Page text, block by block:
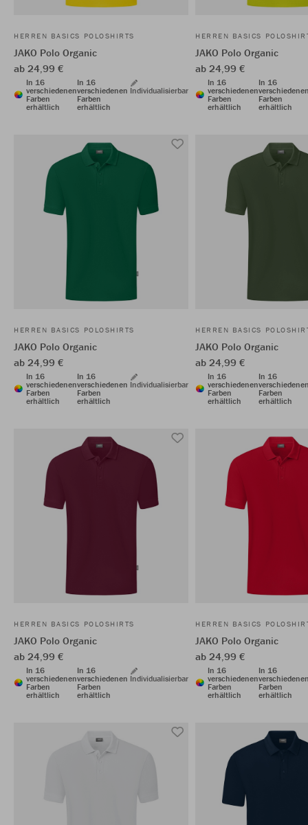
HERREN BASICS POLOSHIRTS
JAKO Polo Organic
ab 24,99 €
In 16
verschiedenen
Farben
erhältlich
In 16
verschiedenen
Farben
erhältlich
Individualisierbar
HERREN BASICS
JAKO Polo Organic
ab 24,99 €
In 16
verschiedenen
Farben
erhältlich
In 16
Farben
erhältlich
HERREN BASICS POLOSHIRTS
JAKO Polo Organic
ab 24,99 €
In 16
verschiedenen
Farben
erhältlich
In 16
verschiedenen
Farben
erhältlich
Individualisierbar
HERREN BASICS
JAKO Polo Organic
ab 24,99 €
In 16
verschiedenen
Farben
erhältlich
In 16
Farben
erhältlich
HERREN BASICS POLOSHIRTS
JAKO Polo Organic
ab 24,99 €
In 16
verschiedenen
Farben
erhältlich
In 16
verschiedenen
Farben
erhältlich
Individualisierbar
HERREN BASICS
JAKO Polo Organic
ab 24,99 €
In 16
verschiedenen
Farben
erhältlich
In 16
Farben
erhältlich